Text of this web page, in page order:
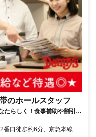
のホールスタッフ
たらしく！食事補助や割引券
番口徒歩約6分、京急本線 南